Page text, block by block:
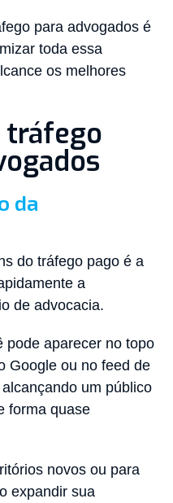
para advogados é
toda essa
os melhores
tráfego
da
do tráfego pago é a
a
de advocacia.
pode aparecer no topo
Google ou no feed de
um público
forma quase
novos ou para
expandir sua